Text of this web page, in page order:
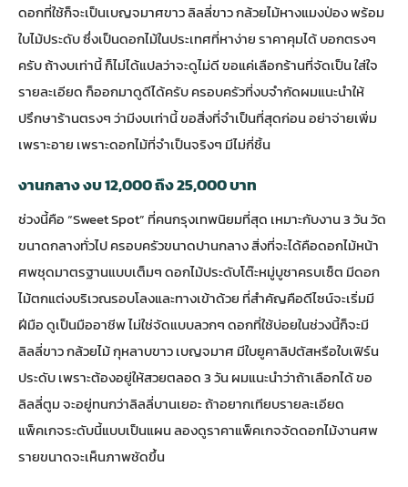
ดอกที่ใช้ก็จะเป็นเบญจมาศขาว ลิลลี่ขาว กล้วยไม้หางแมงป่อง พร้อม
ใบไม้ประดับ ซึ่งเป็นดอกไม้ในประเทศที่หาง่าย ราคาคุมได้ บอกตรงๆ
ครับ ถ้างบเท่านี้ ก็ไม่ได้แปลว่าจะดูไม่ดี ขอแค่เลือกร้านที่จัดเป็น ใส่ใจ
รายละเอียด ก็ออกมาดูดีได้ครับ ครอบครัวที่งบจำกัดผมแนะนำให้
ปรึกษาร้านตรงๆ ว่ามีงบเท่านี้ ขอสิ่งที่จำเป็นที่สุดก่อน อย่าจ่ายเพิ่ม
เพราะอาย เพราะดอกไม้ที่จำเป็นจริงๆ มีไม่กี่ชิ้น
งานกลาง งบ 12,000 ถึง 25,000 บาท
ช่วงนี้คือ “Sweet Spot” ที่คนกรุงเทพนิยมที่สุด เหมาะกับงาน 3 วัน วัด
ขนาดกลางทั่วไป ครอบครัวขนาดปานกลาง สิ่งที่จะได้คือดอกไม้หน้า
ศพชุดมาตรฐานแบบเต็มๆ ดอกไม้ประดับโต๊ะหมู่บูชาครบเซ็ต มีดอก
ไม้ตกแต่งบริเวณรอบโลงและทางเข้าด้วย ที่สำคัญคือดีไซน์จะเริ่มมี
ฝีมือ ดูเป็นมืออาชีพ ไม่ใช่จัดแบบลวกๆ ดอกที่ใช้บ่อยในช่วงนี้ก็จะมี
ลิลลี่ขาว กล้วยไม้ กุหลาบขาว เบญจมาศ มีใบยูคาลิปตัสหรือใบเฟิร์น
ประดับ เพราะต้องอยู่ให้สวยตลอด 3 วัน ผมแนะนำว่าถ้าเลือกได้ ขอ
ลิลลี่ตูม จะอยู่ทนกว่าลิลลี่บานเยอะ ถ้าอยากเทียบรายละเอียด
แพ็คเกจระดับนี้แบบเป็นแผน ลองดูราคาแพ็คเกจจัดดอกไม้งานศพ
รายขนาดจะเห็นภาพชัดขึ้น